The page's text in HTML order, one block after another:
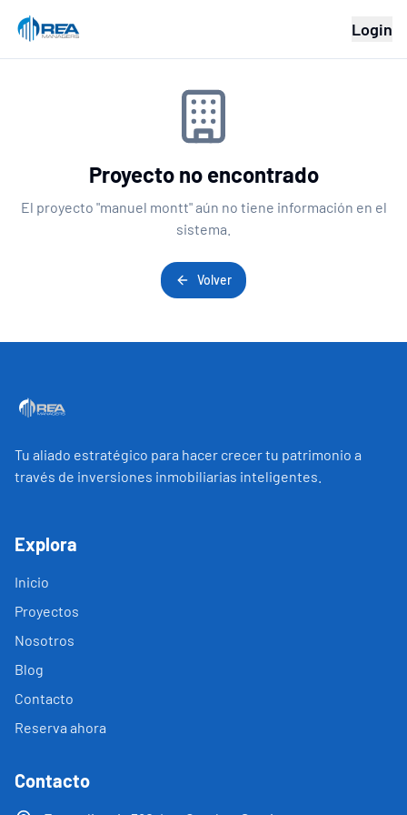
Login
Proyecto no encontrado
El proyecto "manuel montt" aún no tiene información en el
sistema.
Volver
Tu aliado estratégico para hacer crecer tu patrimonio a
través de inversiones inmobiliarias inteligentes.
Explora
Inicio
Proyectos
Nosotros
Blog
Contacto
Reserva ahora
Contacto